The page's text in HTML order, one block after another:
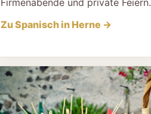
Firmenabende und private Feiern.
Zu Spanisch in Herne →